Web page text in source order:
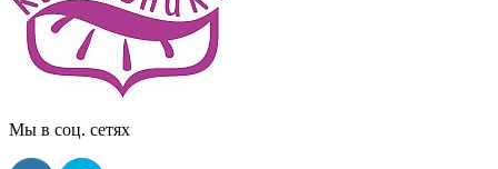
Мы в соц. сетях